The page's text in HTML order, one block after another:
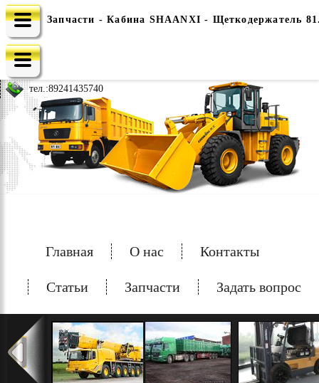
e-mail: china-spec@inbox.ru
тел.:89241435740
Главная О нас Контакты
Статьи Запчасти Задать вопрос
Запчасти - Кабина SHAANXI - Щеткодержатель